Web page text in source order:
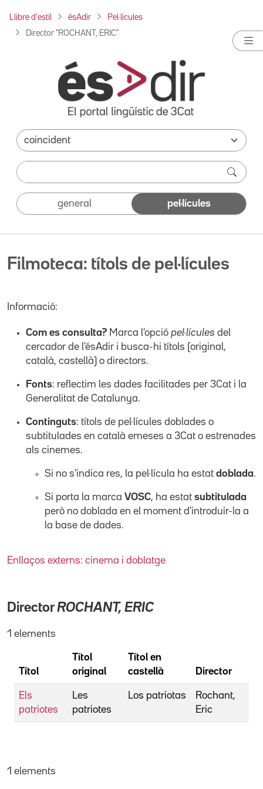
Llibre d'estil ésAdir Pel·lícules
Director "ROCHANT, ERIC"
general pel·lícules
Filmoteca: títols de pel·lícules
Informació:
Com es consulta? Marca l'opció pel·lícules del
cercador de l'ésAdir i busca-hi títols (original,
català, castellà) o directors.
Fonts: reflectim les dades facilitades per 3Cat i la
Generalitat de Catalunya.
Continguts: títols de pel·lícules doblades o
subtitulades en català emeses a 3Cat o estrenades
als cinemes.
Si no s'indica res, la pel·lícula ha estat doblada.
Si porta la marca VOSC, ha estat subtitulada
però no doblada en el moment d'introduir-la a
la base de dades.
Enllaços externs: cinema i doblatge
DirectorROCHANT, ERIC
1 elements
Títol
Títol
original
Títol en
castellà
Director
Els
patriotes
Les
patriotes
Los patriotas
Rochant,
Eric
1 elements